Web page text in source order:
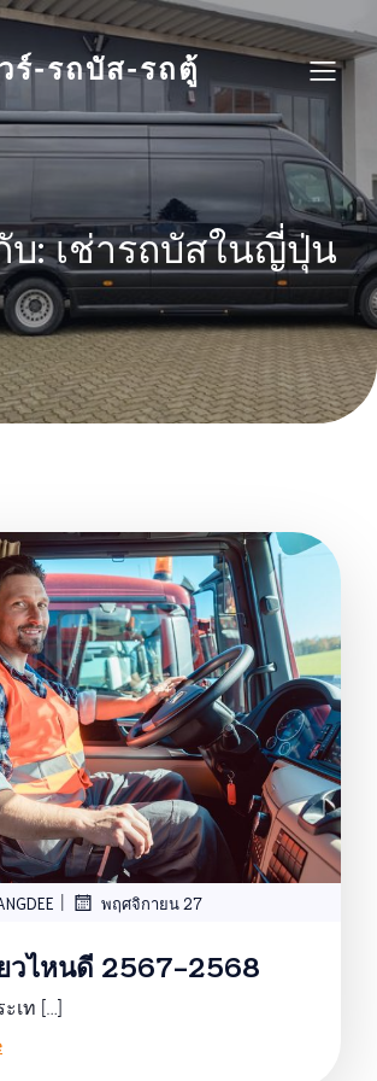
ร์-รถบัส-รถตู้
บ:เช่ารถบัสในญี่ปุ่น
| พฤศจิกายน 27
วไหนดี 2567-2568
เท […]